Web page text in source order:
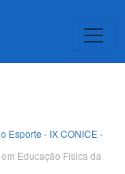
Esporte - IX CONICE -
Educação Física da